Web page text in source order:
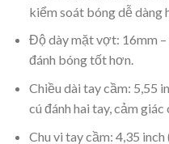
kiểm soát bóng dễ dàng
Độ dày mặt vợt: 16mm –
đánh bóng tốt hơn.
Chiều dài tay cầm: 5,55
cú đánh hai tay, cảm giác
Chu vi tay cầm: 4,35